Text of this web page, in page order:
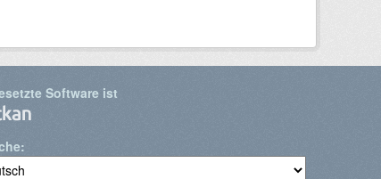
Software ist